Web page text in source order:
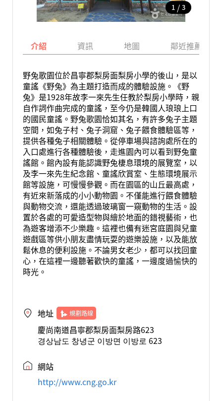
1 / 3
介紹 資訊 地圖 鄰近推薦景點
野兔歌園位於昌寧郡梨房面梨房小學的後山，是以
童謠《野兔》為主題打造而成的體驗設施。《野
兔》是1928年故李一來先生任教於梨房小學時，親
自作詞作曲完成的童謠，至今仍是韓國人琅琅上口
的國民童謠。野兔歌園恰如其名，有許多兔子主題
空間，如兔子村、兔子洞窟、兔子餵食體驗區等，
提供各種兔子相關體驗。從停車場與諮詢處所在的
入口處進行各種體驗後，走進園內可以看到野兔童
謠館。館內設有能認識野兔棲息環境的展覽室，以
及李一來先生紀念館、童謠欣賞室、生態環境展示
館等設施，可慢慢參觀。而在園區的山丘最高處，
有近來新落成的小小動物園。不僅能進行餵食體驗
與動物交流，還能透過玻璃窗一窺動物的生活。設
置於各處的可愛造型物與繪於地面的錯視藝術，也
為遊客增添不少樂趣。這裡也備有迷宮庭園與兒童
遊戲區等供小朋友盡情玩耍的遊樂設施，以及能放
鬆休息的便利設施。不論男女老少，都可以找回童
心，在這裡一邊聽著歡快的童謠，一邊度過愉快的
時光。
地址 規劃路線
慶尚南道昌寧郡梨房面梨房路623
경상남도 창녕군 이방면 이방로 623
網站
http://www.cng.go.kr